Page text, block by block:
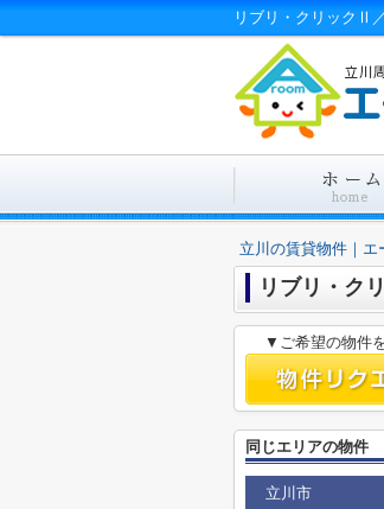
リブリ・クリックⅡ
立川の賃貸物件｜エ
リブリ・ク
▼ご希望の物件
同じエリアの物件
立川市